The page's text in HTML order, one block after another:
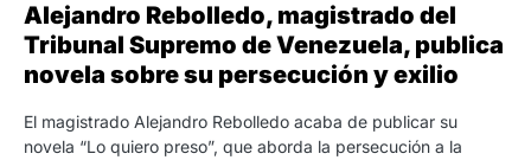
Alejandro Rebolledo, magistrado del
Tribunal Supremo de Venezuela, publica
novela sobre su persecución y exilio
El magistrado Alejandro Rebolledo acaba de publicar su
novela “Lo quiero preso”, que aborda la persecución a la